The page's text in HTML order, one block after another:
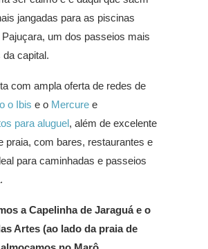
jangadas para as piscinas
Pajuçara, um dos passeios mais
da capital.
com ampla oferta de redes de
o Ibis e o Mercure e
para aluguel, além de excelente
praia, com bares, restaurantes e
para caminhadas e passeios
a Capelinha de Jaraguá e o
Artes (ao lado da praia de